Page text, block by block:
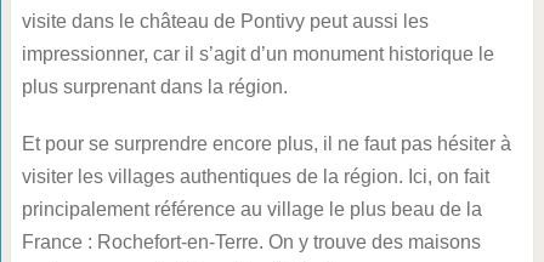
visite dans le château de Pontivy peut aussi les
impressionner, car il s’agit d’un monument historique le
plus surprenant dans la région.
Et pour se surprendre encore plus, il ne faut pas hésiter à
visiter les villages authentiques de la région. Ici, on fait
principalement référence au village le plus beau de la
France : Rochefort-en-Terre. On y trouve des maisons